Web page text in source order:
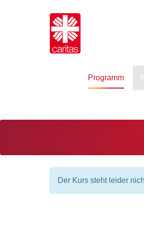
Programm
Der Kurs steht leider